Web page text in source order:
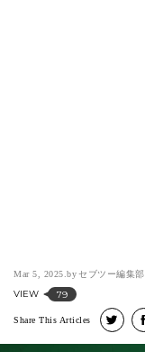
Mar 5, 2025. セブツー編集部
VIEW 79
Share This Articles